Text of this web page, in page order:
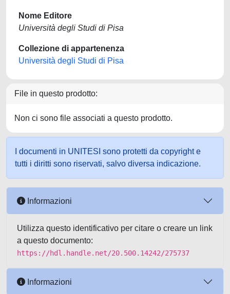
Nome Editore
Università degli Studi di Pisa
Collezione di appartenenza
Università degli Studi di Pisa
File in questo prodotto:
Non ci sono file associati a questo prodotto.
I documenti in UNITESI sono protetti da copyright e
tutti i diritti sono riservati, salvo diversa indicazione.
Informazioni
Utilizza questo identificativo per citare o creare un link
a questo documento:
https://hdl.handle.net/20.500.14242/275737
Informazioni